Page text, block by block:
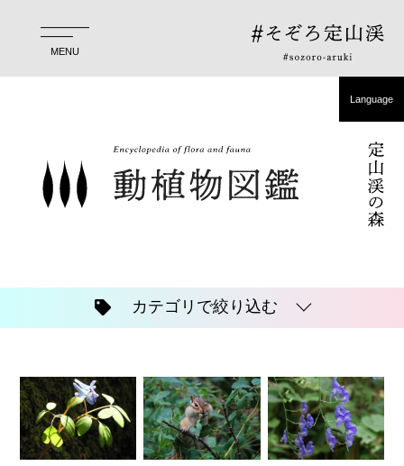
Language
日本語
English
简体中文
MENU
おすすめ
森の動植物図鑑
開催中
Language
カテゴリで絞り込む